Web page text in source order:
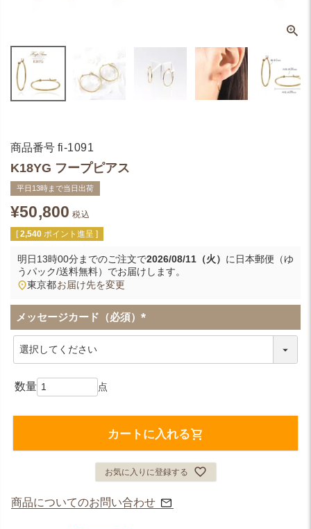
商品番号 fi-1091
K18YG フープピアス
平日13時まで当日出荷
¥50,800 税込
[ 2,540 ポイント進呈 ]
明日13時00分までのご注文で2026/08/11（火） に 日本郵便（ゆ
うパック/送料無料） でお届けします。
東京都お届け先を変更
メッセージカード（必須）
(
カートに入れる
お気に入りに登録する
商品についてのお問い合わせ